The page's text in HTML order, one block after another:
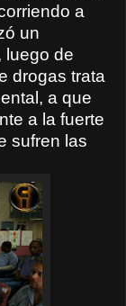
a
un
luego de
drogas trata
a que
a la fuerte
sufren las